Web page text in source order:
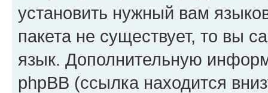
установить нужный вам
пакета не существует, то вы
язык. Дополнительную
phpBB (ссылка находится